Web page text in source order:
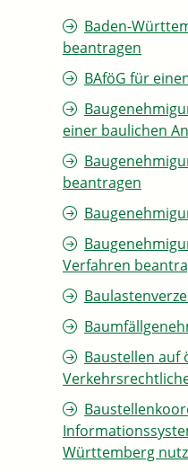
Baden-
beantragen
BAföG für
einer baulichen
beantragen
Verfahren
Baustellen auf
Württemberg